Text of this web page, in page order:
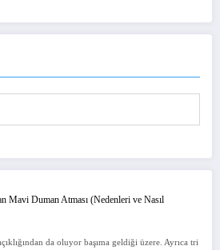
Mavi Duman Atması (Nedenleri ve Nasıl
da oluyor başıma geldiği üzere. Ayrıca tri